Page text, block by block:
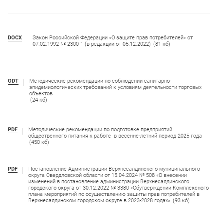
DOCX
Закон Российской Федерации «О защите прав потребителей» от
07.02.1992 № 2300-1 (в редакции от 05.12.2022) (81 кб)
ODT
Методические рекомендации по соблюдении санитарно-
эпидемиологических требований к условиям деятельности торговых
объектов
(24 кб)
PDF
Методические рекомендации по подготовке предприятий
общественного питания к работе в весенне-летний период 2025 года
(450 кб)
PDF
Постановление Администрации Верхнесалдинского муниципального
округа Свердловской области от 15.04.2024 № 508 «О внесении
изменений в постановление администрации Верхнесалдинского
городского округа от 30.12.2022 № 3380 «Обутверждении Комплексного
плана мероприятий по осуществлению защиты прав потребителей в
Верхнесалдинском городском округе в 2023-2028 годах» (93 кб)